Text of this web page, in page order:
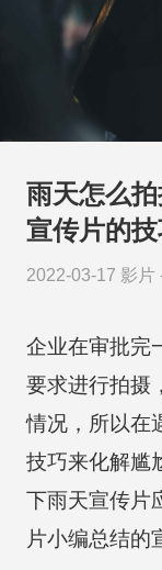
雨天怎么
宣传片的
2022-03-17 影片
企业在审批完
要求进行拍摄
情况，所以在
技巧来化解尴
下雨天宣传片
片小编总结的